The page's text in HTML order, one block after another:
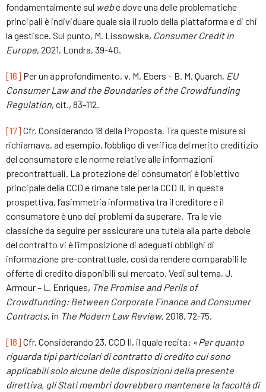
fondamentalmente sul webe dove una delle problematiche
principali è individuare quale sia il ruolo della piattaforma e di chi
la gestisce. Sul punto, M. Lissowska, Consumer Credit in
Europe, 2021, Londra, 39-40.
[16] Per un approfondimento, v. M. Ebers – B. M. Quarch, EU
Consumer Law and the Boundaries of the Crowdfunding
Regulation, cit., 83-112.
[17] Cfr. Considerando 18 della Proposta. Tra queste misure si
richiamava, ad esempio, l’obbligo di verifica del merito creditizio
del consumatore e le norme relative alle informazioni
precontrattuali. La protezione dei consumatori è l’obiettivo
principale della CCD e rimane tale per la CCD II. In questa
prospettiva, l’asimmetria informativa tra il creditore e il
consumatore è uno dei problemi da superare. Tra le vie
classiche da seguire per assicurare una tutela alla parte debole
del contratto vi è l’imposizione di adeguati obblighi di
informazione pre-contrattuale, così da rendere comparabili le
offerte di credito disponibili sul mercato. Vedi sul tema, J.
Armour – L. Enriques, The Promise and Perils of
Crowdfunding: Between Corporate Finance and Consumer
Contracts, in The Modern Law Review, 2018, 72-75.
[18] Cfr. Considerando 23, CCD II, il quale recita: «Per quanto
riguarda tipi particolari di contratto di credito cui sono
applicabili solo alcune delle disposizioni della presente
direttiva, gli Stati membri dovrebbero mantenere la facoltà di